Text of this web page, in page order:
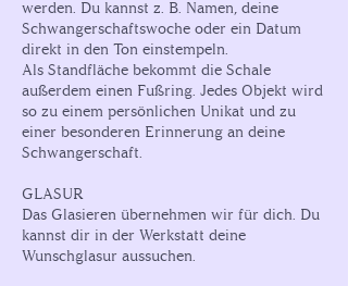
werden. Du kannst z. B. Namen, deine
Schwangerschaftswoche oder ein Datum
direkt in den Ton einstempeln.
Als Standfläche bekommt die Schale
außerdem einen Fußring. Jedes Objekt wird
so zu einem persönlichen Unikat und zu
einer besonderen Erinnerung an deine
Schwangerschaft.
GLASUR
Das Glasieren übernehmen wir für dich. Du
kannst dir in der Werkstatt deine
Wunschglasur aussuchen.